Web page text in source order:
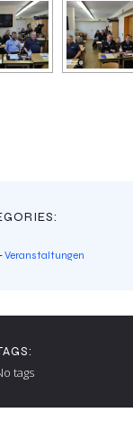
-Veranstaltungen
tags